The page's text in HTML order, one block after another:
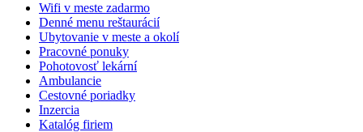
Wifi v meste zadarmo
Denné menu reštaurácií
Ubytovanie v meste a okolí
Pracovné ponuky
Pohotovosť lekární
Ambulancie
Cestovné poriadky
Inzercia
Katalóg firiem